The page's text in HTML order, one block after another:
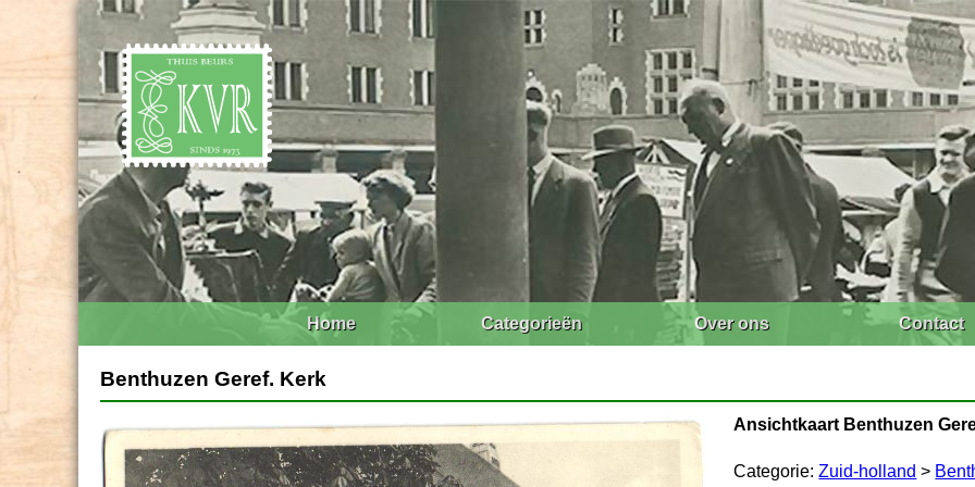
Home Categorieën Over ons Contact
Benthuzen Geref. Kerk
Ansichtkaart Benthuzen
Categorie:Zuid-holland >